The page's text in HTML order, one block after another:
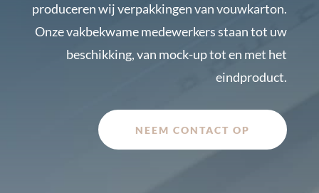
produceren wij verpakkingen van vouwkarton.
Onze vakbekwame medewerkers staan tot uw
beschikking, van mock-up tot en met het
eindproduct.
NEEM CONTACT OP